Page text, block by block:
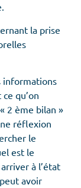
la prise
informations
qu’on
2 ème bilan »
réflexion
le
est le
à l’état
avoir